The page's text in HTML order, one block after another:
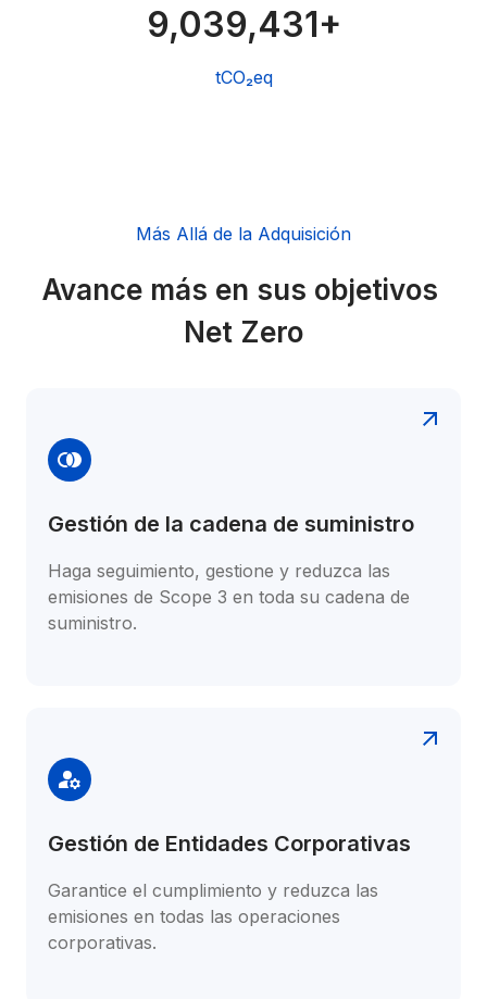
9,039,431+
tCO₂eq
Más Allá de la Adquisición
Avance más en sus objetivos
Net Zero
Gestión de la cadena de suministro
Haga seguimiento, gestione y reduzca las
emisiones de Scope 3 en toda su cadena de
suministro.
Gestión de Entidades Corporativas
Garantice el cumplimiento y reduzca las
emisiones en todas las operaciones
corporativas.